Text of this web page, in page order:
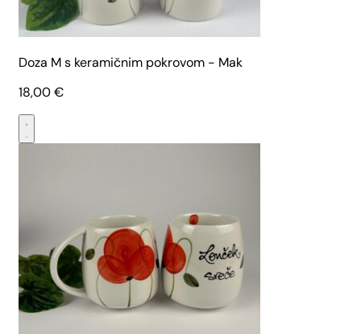
Doza M s keramičnim pokrovom - Mak
18,00€